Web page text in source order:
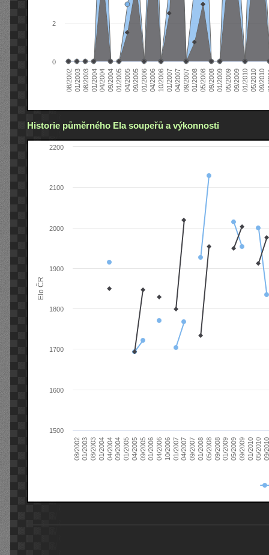
08/200201/200308/200301/200404/200409/200401/200504/200509/200501/200604/200610/200601/200704/200709/200701/200805/200809/200801/200905/200909/200901/201005/201009/2010
0
2
Historie půměrného Ela soupeřů a výkonnosti
Elo ČR
08/200201/200308/200301/200404/200409/200401/200504/200509/200501/200604/200610/200601/200704/200709/200701/200805/200809/200801/200905/200909/200901/201005/201009/
1500
1600
1700
1800
1900
2000
2100
2200